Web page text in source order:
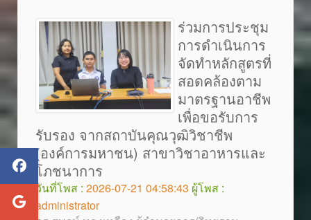
ร่วมการประชุม
การดำเนินการ
จัดทำหลักสูตรที่
สอดคล้องตาม
มาตรฐานอาชีพ
เพื่อขอรับการ
รับรอง จากสถาบันคุณวุฒิวิชาชีพ
(องค์การมหาชน) สาขาวิชาอาหารและ
โภชนาการ
วันที่โพส : 2026-07-21 04:58:43 ผู้โพส :
administrator